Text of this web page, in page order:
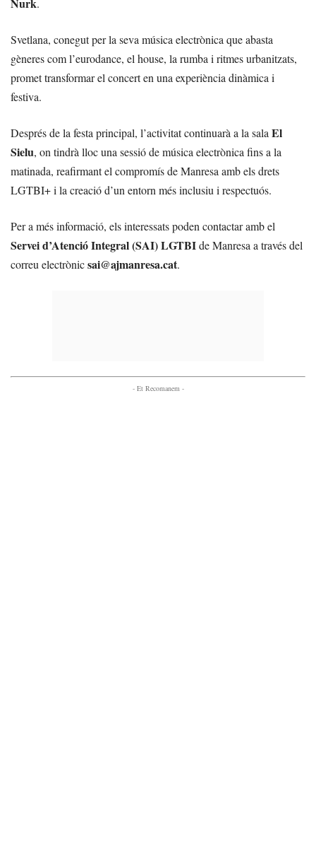
Nurk.
Svetlana, conegut per la seva música electrònica que abasta
gèneres com l’eurodance, el house, la rumba i ritmes urbanitzats,
promet transformar el concert en una experiència dinàmica i
festiva.
Després de la festa principal, l’activitat continuarà a la salaEl
Sielu, on tindrà lloc una sessió de música electrònica fins a la
matinada, reafirmant el compromís de Manresa amb els drets
LGTBI+ i la creació d’un entorn més inclusiu i respectuós.
Per a més informació, els interessats poden contactar amb el
Servei d’Atenció Integral (SAI) LGTBIde Manresa a través del
correu electrònicsai@ajmanresa.cat.
- Et Recomanem -